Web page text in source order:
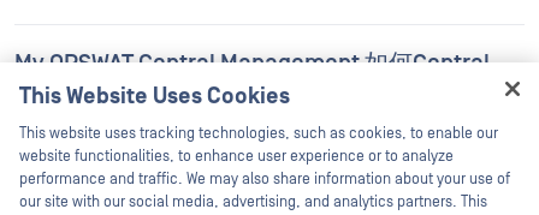
My OPSWAT Central Management 如何Central
Management 物理隔离环境？
My OPSWAT Central Management 如何Central
Management 终端可见性？
This Website Uses Cookies
This website uses tracking technologies, such as cookies, to enable our
website functionalities, to enhance user experience or to analyze
performance and traffic. We may also share information about your use of
our site with our social media, advertising, and analytics partners. This
Hey there!
I'm Ozzy, your OPSWAT virtual assistant.
How can I help you secure what's critical
today?